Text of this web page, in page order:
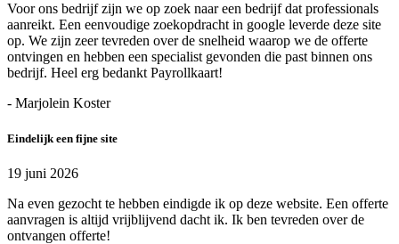
Voor ons bedrijf zijn we op zoek naar een bedrijf dat professionals
aanreikt. Een eenvoudige zoekopdracht in google leverde deze site
op. We zijn zeer tevreden over de snelheid waarop we de offerte
ontvingen en hebben een specialist gevonden die past binnen ons
bedrijf. Heel erg bedankt Payrollkaart!
- Marjolein Koster
Eindelijk een fijne site
19 juni 2026
Na even gezocht te hebben eindigde ik op deze website. Een offerte
aanvragen is altijd vrijblijvend dacht ik. Ik ben tevreden over de
ontvangen offerte!